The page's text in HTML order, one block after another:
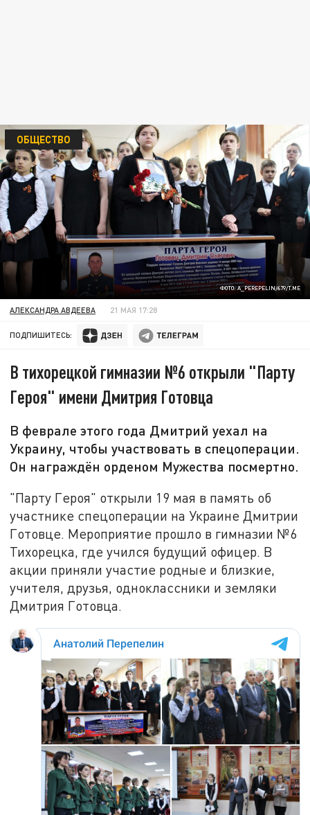
ФОТО: A_PEREPELIN/679/T.ME
ОБЩЕСТВО
АЛЕКСАНДРА АВДЕЕВА 21 МАЯ 17:28
ПОДПИШИТЕСЬ:
В тихорецкой гимназии №6 открыли "Парту
Героя" имени Дмитрия Готовца
В феврале этого года Дмитрий уехал на
Украину, чтобы участвовать в спецоперации.
Он награждён орденом Мужества посмертно.
"Парту Героя" открыли 19 мая в память об
участнике спецоперации на Украине Дмитрии
Готовце. Мероприятие прошло в гимназии №6
Тихорецка, где учился будущий офицер. В
акции приняли участие родные и близкие,
учителя, друзья, одноклассники и земляки
Дмитрия Готовца.